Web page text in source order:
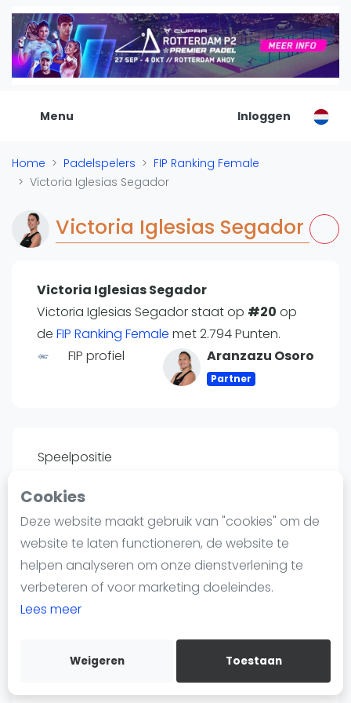
Cookies
Deze website maakt gebruik van "cookies" om de
website te laten functioneren, de website te
helpen analyseren om onze dienstverlening te
verbeteren of voor marketing doeleindes.
Lees meer
Weigeren Toestaan
Menu
De Padel Gids
Alle padel locaties
Padelwinkels
Organisatie
Banenbouwers
Overige categorien
Reserveringssystemen
Padelscholen
Laatste updates
Padel
Forum
Nieuws
Overige
Informatie
Over ons
Contact
Adverteren
Insights
WhatsApp
Join WhatsApp Community
Inloggen
Home Padelspelers
FIP Ranking Female
Victoria Iglesias Segador
Victoria Iglesias Segador
Victoria Iglesias Segador
Victoria Iglesias Segador staat op #20 op
de FIP Ranking Female met 2.794 Punten.
FIP profiel
Aranzazu Osoro
Partner
Speelpositie
Land
Spanje
Lengte